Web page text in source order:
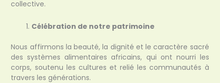
collective.
Célébration de notre patrimoine
Nous affirmons la beauté, la dignité et le caractère sacré
des systèmes alimentaires africains, qui ont nourri les
corps, soutenu les cultures et relié les communautés à
travers les générations.